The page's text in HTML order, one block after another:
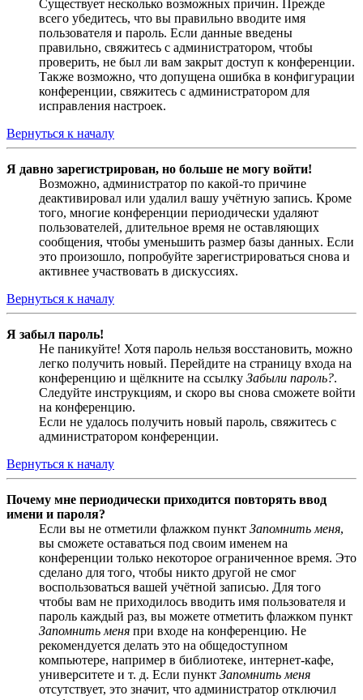
Существует несколько возможных причин. Прежде
всего убедитесь, что вы правильно вводите имя
пользователя и пароль. Если данные введены
правильно, свяжитесь с администратором, чтобы
проверить, не был ли вам закрыт доступ к конференции.
Также возможно, что допущена ошибка в конфигурации
конференции, свяжитесь с администратором для
исправления настроек.
Вернуться к началу
Я давно зарегистрирован, но больше не могу войти!
Возможно, администратор по какой-то причине
деактивировал или удалил вашу учётную запись. Кроме
того, многие конференции периодически удаляют
пользователей, длительное время не оставляющих
сообщения, чтобы уменьшить размер базы данных. Если
это произошло, попробуйте зарегистрироваться снова и
активнее участвовать в дискуссиях.
Вернуться к началу
Я забыл пароль!
Не паникуйте! Хотя пароль нельзя восстановить, можно
легко получить новый. Перейдите на страницу входа на
конференцию и щёлкните на ссылку Забыли пароль?.
Следуйте инструкциям, и скоро вы снова сможете войти
на конференцию.
Если не удалось получить новый пароль, свяжитесь с
администратором конференции.
Вернуться к началу
Почему мне периодически приходится повторять ввод
имени и пароля?
Если вы не отметили флажком пункт Запомнить меня,
вы сможете оставаться под своим именем на
конференции только некоторое ограниченное время. Это
сделано для того, чтобы никто другой не смог
воспользоваться вашей учётной записью. Для того
чтобы вам не приходилось вводить имя пользователя и
пароль каждый раз, вы можете отметить флажком пункт
Запомнить меня при входе на конференцию. Не
рекомендуется делать это на общедоступном
компьютере, например в библиотеке, интернет-кафе,
университете и т. д. Если пункт Запомнить меня
отсутствует, это значит, что администратор отключил